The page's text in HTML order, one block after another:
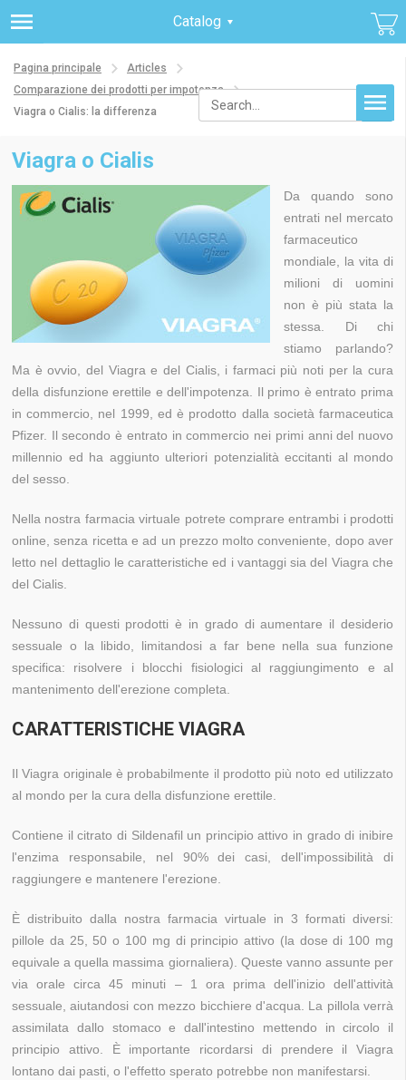
Catalog
Pagina principale
Articles
Comparazione dei prodotti per impotenza
Viagra o Cialis: la differenza
Viagra o Cialis
Da quando sono
entrati nel mercato
farmaceutico
mondiale, la vita di
milioni di uomini
non è più stata la
stessa. Di chi
stiamo parlando?
Ma è ovvio, del Viagra e del Cialis, i farmaci più noti per la cura
della disfunzione erettile e dell'impotenza. Il primo è entrato prima
in commercio, nel 1999, ed è prodotto dalla società farmaceutica
Pfizer. Il secondo è entrato in commercio nei primi anni del nuovo
millennio ed ha aggiunto ulteriori potenzialità eccitanti al mondo
del sesso.
Nella nostra farmacia virtuale potrete comprare entrambi i prodotti
online, senza ricetta e ad un prezzo molto conveniente, dopo aver
letto nel dettaglio le caratteristiche ed i vantaggi sia del Viagra che
del Cialis.
Nessuno di questi prodotti è in grado di aumentare il desiderio
sessuale o la libido, limitandosi a far bene nella sua funzione
specifica: risolvere i blocchi fisiologici al raggiungimento e al
mantenimento dell'erezione completa.
CARATTERISTICHE VIAGRA
Il Viagra originale è probabilmente il prodotto più noto ed utilizzato
al mondo per la cura della disfunzione erettile.
Contiene il citrato di Sildenafil un principio attivo in grado di inibire
l'enzima responsabile, nel 90% dei casi, dell'impossibilità di
raggiungere e mantenere l'erezione.
È distribuito dalla nostra farmacia virtuale in 3 formati diversi:
pillole da 25, 50 o 100 mg di principio attivo (la dose di 100 mg
equivale a quella massima giornaliera). Queste vanno assunte per
via orale circa 45 minuti – 1 ora prima dell'inizio dell'attività
sessuale, aiutandosi con mezzo bicchiere d'acqua. La pillola verrà
assimilata dallo stomaco e dall'intestino mettendo in circolo il
principio attivo. È importante ricordarsi di prendere il Viagra
lontano dai pasti, o l'effetto sperato potrebbe non manifestarsi.